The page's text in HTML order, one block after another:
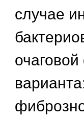
случае